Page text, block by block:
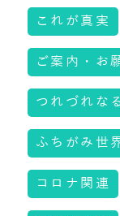
これが真実
ご案内・お
つれづれな
ふちがみ世
コロナ関連